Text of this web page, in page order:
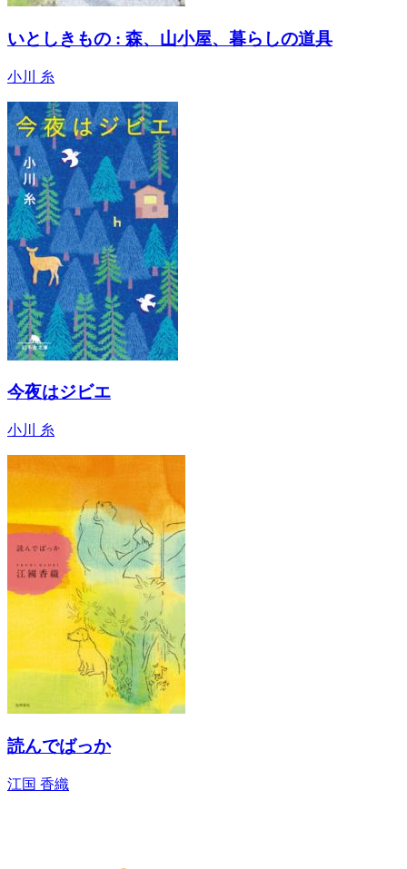
いとしきもの : 森、山小屋、暮らしの道具
小川 糸
今夜はジビエ
小川 糸
読んでばっか
江国 香織